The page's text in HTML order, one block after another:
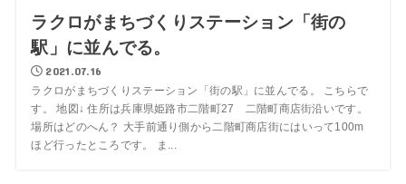
ラクロがまちづくりステーション「街の
駅」に並んでる。
2021.07.16
ラクロがまちづくりステーション「街の駅」に並んでる。 こちらで
す。 地図↓ 住所は兵庫県姫路市二階町27 二階町商店街沿いです。
場所はどのへん？ 大手前通り側から二階町商店街にはいって100m
ほど行ったところです。 ま...